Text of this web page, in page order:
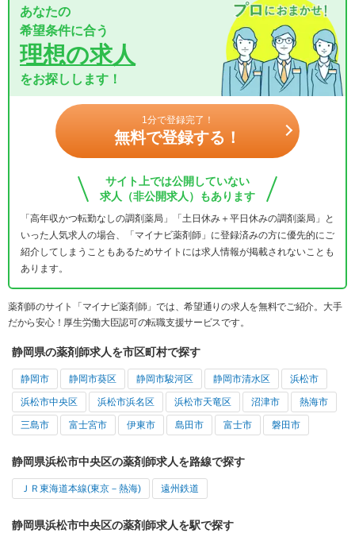
あなたの
希望条件に合う
理想の求人
をお探しします！
1分で登録完了！
無料で登録する！
サイト上では公開していない
求人（非公開求人）もあります
「高年収かつ転勤なしの調剤薬局」「土日休み＋平日休みの調剤薬局」と
いった人気求人の場合、「マイナビ薬剤師」に登録済みの方に優先的にご
紹介してしまうこともあるためサイトには求人情報が掲載されないことも
あります。
薬剤師のサイト「マイナビ薬剤師」では、希望通りの求人を無料でご紹介。大手
だから安心！厚生労働大臣認可の転職支援サービスです。
静岡県の薬剤師求人を市区町村で探す
静岡市 静岡市葵区 静岡市駿河区 静岡市清水区 浜松市
浜松市中央区 浜松市浜名区 浜松市天竜区 沼津市 熱海市
三島市 富士宮市 伊東市 島田市 富士市 磐田市
静岡県浜松市中央区の薬剤師求人を路線で探す
ＪＲ東海道本線(東京－熱海) 遠州鉄道
静岡県浜松市中央区の薬剤師求人を駅で探す